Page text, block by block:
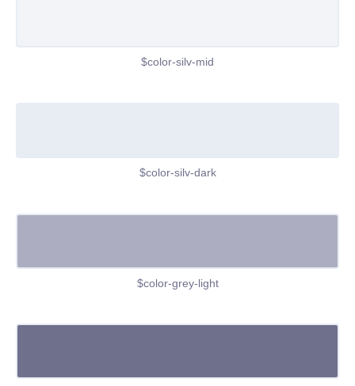
$color-silv-mid
$color-silv-dark
$color-grey-light